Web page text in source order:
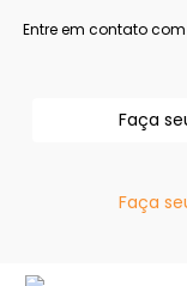
Entre em contato
Faça
Faça